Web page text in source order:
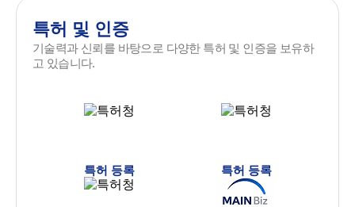
특허 및 인증
기술력과 신뢰를 바탕으로 다양한 특허 및 인증을 보유하
고 있습니다.
특허 등록 특허 등록